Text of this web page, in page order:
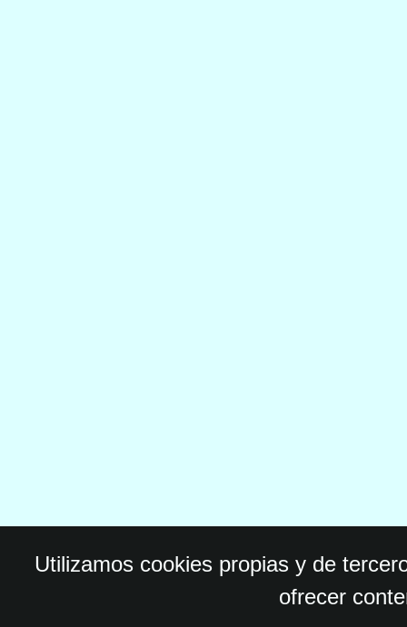
Utilizamos cookies propias y de
ofrecer